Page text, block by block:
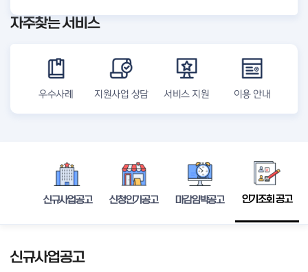
4
자주찾는 서비스
우수사례 지원사업 상담 서비스 지원 이용 안내
신규사업공고 신청인기공고 마감임박공고 인기조회 공고
신규사업공고